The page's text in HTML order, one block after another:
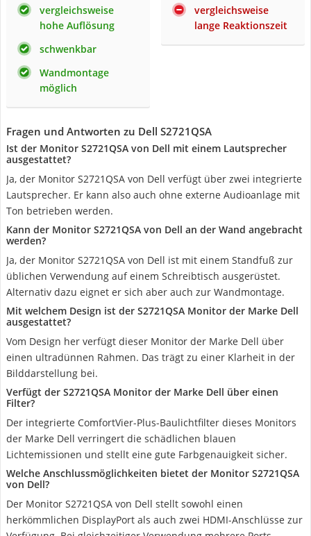
vergleichsweise
hohe Auflösung
schwenkbar
Wandmontage
möglich
vergleichsweise
lange Reaktionszeit
Fragen und Antworten zu Dell S2721QSA
Ist der Monitor S2721QSA von Dell mit einem Lautsprecher
ausgestattet?
Ja, der Monitor S2721QSA von Dell verfügt über zwei integrierte
Lautsprecher. Er kann also auch ohne externe Audioanlage mit
Ton betrieben werden.
Kann der Monitor S2721QSA von Dell an der Wand angebracht
werden?
Ja, der Monitor S2721QSA von Dell ist mit einem Standfuß zur
üblichen Verwendung auf einem Schreibtisch ausgerüstet.
Alternativ dazu eignet er sich aber auch zur Wandmontage.
Mit welchem Design ist der S2721QSA Monitor der Marke Dell
ausgestattet?
Vom Design her verfügt dieser Monitor der Marke Dell über
einen ultradünnen Rahmen. Das trägt zu einer Klarheit in der
Bilddarstellung bei.
Verfügt der S2721QSA Monitor der Marke Dell über einen
Filter?
Der integrierte ComfortVier-Plus-Baulichtfilter dieses Monitors
der Marke Dell verringert die schädlichen blauen
Lichtemissionen und stellt eine gute Farbgenauigkeit sicher.
Welche Anschlussmöglichkeiten bietet der Monitor S2721QSA
von Dell?
Der Monitor S2721QSA von Dell stellt sowohl einen
herkömmlichen DisplayPort als auch zwei HDMI-Anschlüsse zur